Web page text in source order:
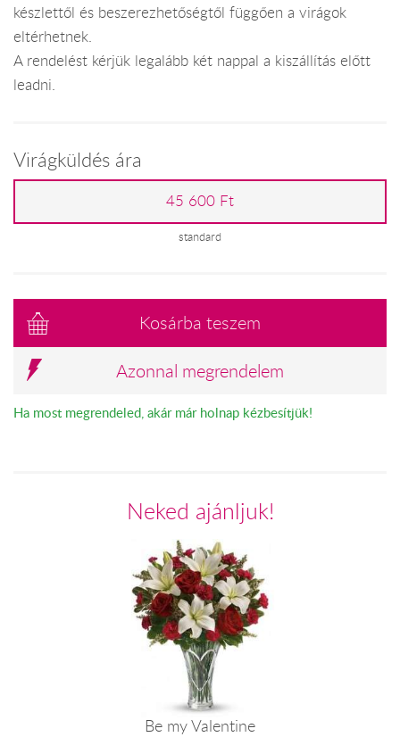
készlettől és beszerezhetőségtől függően a virágok
eltérhetnek.
A rendelést kérjük legalább két nappal a kiszállítás előtt
leadni.
Virágküldés ára
45 600 Ft
standard
Kosárba teszem
Azonnal megrendelem
Ha most megrendeled, akár már holnap kézbesítjük!
Neked ajánljuk!
Be my Valentine